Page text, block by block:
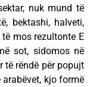
nuk mund të
bektashi, halveti,
mos rezultonte E
sot, sidomos në
të rëndë për popujt
arabëvet, kjo formë